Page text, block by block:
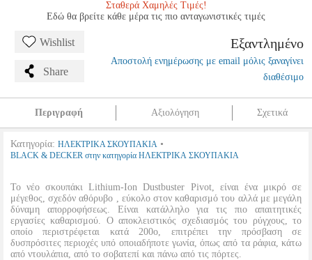
Σταθερά Χαμηλές Τιμές!
Εδώ θα βρείτε κάθε μέρα τις πιο ανταγωνιστικές τιμές
Wishlist
Share
Εξαντλημένο
Αποστολή ενημέρωσης με email μόλις ξαναγίνει
διαθέσιμο
Περιγραφή Αξιολόγηση Σχετικά
Κατηγορία: ΗΛΕΚΤΡΙΚΑ ΣΚΟΥΠΑΚΙΑ •
BLACK & DECKER στην κατηγορία ΗΛΕΚΤΡΙΚΑ ΣΚΟΥΠΑΚΙΑ
Το νέο σκουπάκι Lithium-Ion Dustbuster Pivot, είναι ένα μικρό σε
μέγεθος, σχεδόν αθόρυβο , εύκολο στον καθαρισμό του αλλά με μεγάλη
δύναμη απορροφήσεως. Είναι κατάλληλο για τις πιο απαιτητικές
εργασίες καθαρισμού. Ο αποκλειστικός σχεδιασμός του ρύγχους, το
οποίο περιστρέφεται κατά 200ο, επιτρέπει την πρόσβαση σε
δυσπρόσιτες περιοχές υπό οποιαδήποτε γωνία, όπως από τα ράφια, κάτω
από ντουλάπια, από το σοβατεπί και πάνω από τις πόρτες.